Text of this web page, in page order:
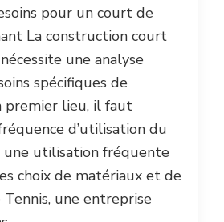
pour un court de
La construction court
une analyse
spécifiques de
premier lieu, il faut
d’utilisation du
une utilisation fréquente
choix de matériaux et de
Tennis, une entreprise